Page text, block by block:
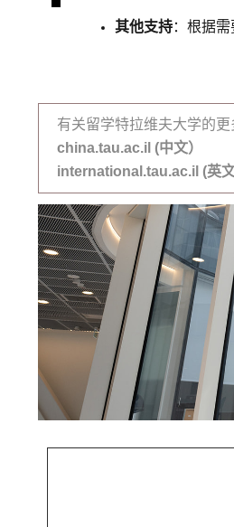
其他支持：根据需
有关留学特拉维夫大学的
china.tau.ac.il (中文）
international.tau.ac.il (英文